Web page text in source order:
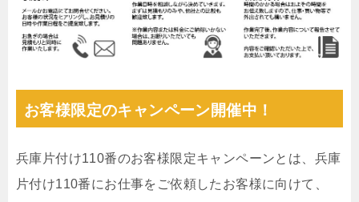
お客様限定のキャンペーン開催中！
兵庫片付け110番のお客様限定キャンペーンとは、兵庫
片付け110番にお仕事をご依頼したお客様に向けて、